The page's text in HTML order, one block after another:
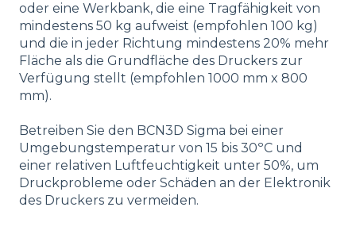
oder eine Werkbank, die eine Tragfähigkeit von
mindestens 50 kg aufweist (empfohlen 100 kg)
und die in jeder Richtung mindestens 20% mehr
Fläche als die Grundfläche des Druckers zur
Verfügung stellt (empfohlen 1000 mm x 800
mm).
Betreiben Sie den BCN3D Sigma bei einer
Umgebungstemperatur von 15 bis 30ºC und
einer relativen Luftfeuchtigkeit unter 50%, um
Druckprobleme oder Schäden an der Elektronik
des Druckers zu vermeiden.